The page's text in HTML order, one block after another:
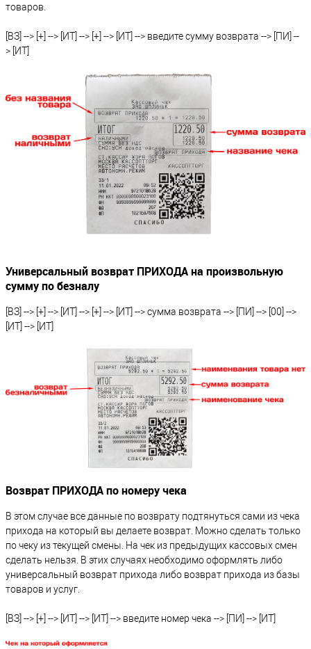
товаров.
[ВЗ] --> [+] --> [ИТ] --> [+] --> [ИТ] --> введите сумму возврата --> [ПИ] --
> [ИТ]
Универсальный возврат ПРИХОДА на произвольную
сумму по безналу
[ВЗ] --> [+] --> [ИТ] --> [+] --> [ИТ] --> сумма возврата --> [ПИ] --> [00] -->
[ИТ] --> [ИТ]
Возврат ПРИХОДА по номеру чека
В этом случае все данные по возврату подтянуться сами из чека
прихода на который вы делаете возврат. Можно сделать только
по чеку из текущей смены. На чек из предыдущих кассовых смен
сделать нельзя. В этих случаях необходимо оформлять либо
универсальный возврат прихода либо возврат прихода из базы
товаров и услуг.
[ВЗ] --> [+] --> [ИТ] --> [ИТ] --> введите номер чека --> [ПИ] --> [ИТ]